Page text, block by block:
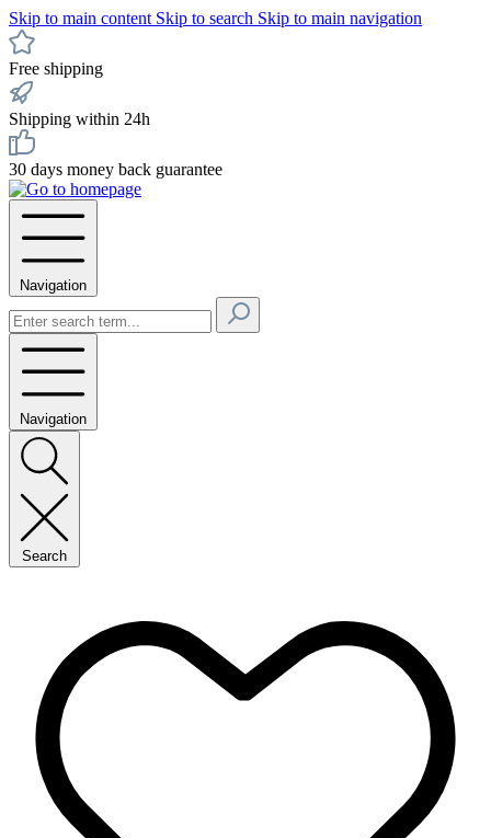
Skip to main content Skip to search Skip to main navigation
Free shipping
Shipping within 24h
30 days money back guarantee
Navigation
Navigation
Search